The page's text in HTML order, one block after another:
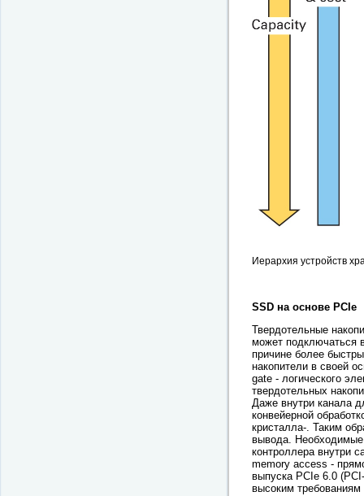
Иерархия устройств
SSD на основе PCIe
Твердотельные
может подключаться
причине более
накопители в своей
gate - логического
твердотельных
Даже внутри канала
конвейерной
кристалла-. Таким
вывода. Необходимые
контроллера внутри
memory access -
выпуска PCIe 6.0
высоким